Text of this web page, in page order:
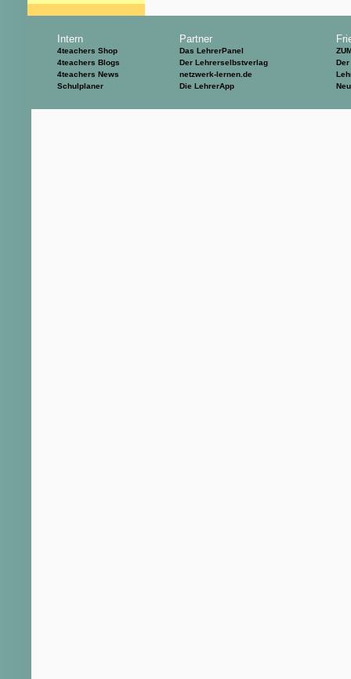
Intern
4teachers Shop
4teachers Blogs
4teachers News
Schulplaner
Partner
Das LehrerPanel
Der Lehrerselbstverlag
netzwerk-lernen.de
Die LehrerApp